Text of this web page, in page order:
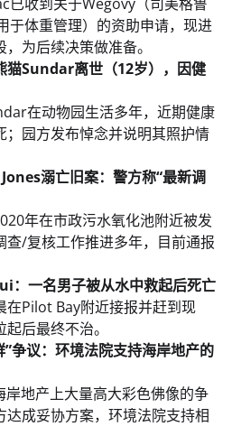
体重管理）的资助申请，现进
为后续决策做准备。
猫Sundar离世（12岁），因健
在动物园生活多年，近期健康
；园方发布悼念并说明其照护情
溺亡旧案：警方称“最新调
年在市政污水氧化池附近被发
查/复核工作推进多年，目前通报
一名男子被从水中救起后死亡
在Pilot Bay附近接报并赶到现
后最终不治。
争议：环境法院支持海岸地产的
岸地产上大量高大彩色佛像的争
达成妥协方案，环境法院支持相